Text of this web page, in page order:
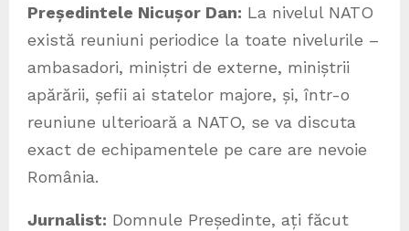
Președintele Nicușor Dan: La nivelul NATO
există reuniuni periodice la toate nivelurile –
ambasadori, miniștri de externe, miniștrii
apărării, șefii ai statelor majore, și, într-o
reuniune ulterioară a NATO, se va discuta
exact de echipamentele pe care are nevoie
România.
Jurnalist: Domnule Președinte, ați făcut